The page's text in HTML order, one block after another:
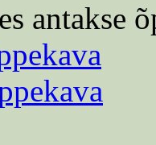
antakse